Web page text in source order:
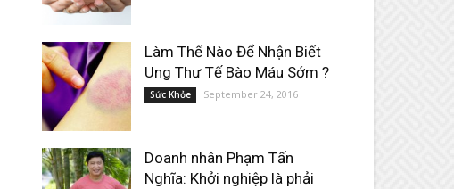
Làm Thế Nào Để Nhận Biết
Ung Thư Tế Bào Máu Sớm ?
Sức Khỏe September 24, 2016
Doanh nhân Phạm Tấn
Nghĩa: Khởi nghiệp là phải